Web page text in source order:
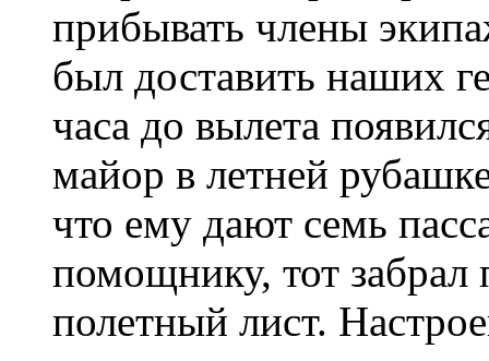
прибывать члены
был доставить наших
часа до вылета
майор в летней
что ему дают семь
помощнику, тот забрал
полетный лист.